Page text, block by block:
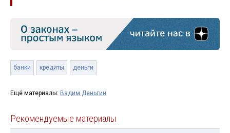
банки кредиты деньги
Ещё материалы: Вадим Деньгин
Рекомендуемые материалы